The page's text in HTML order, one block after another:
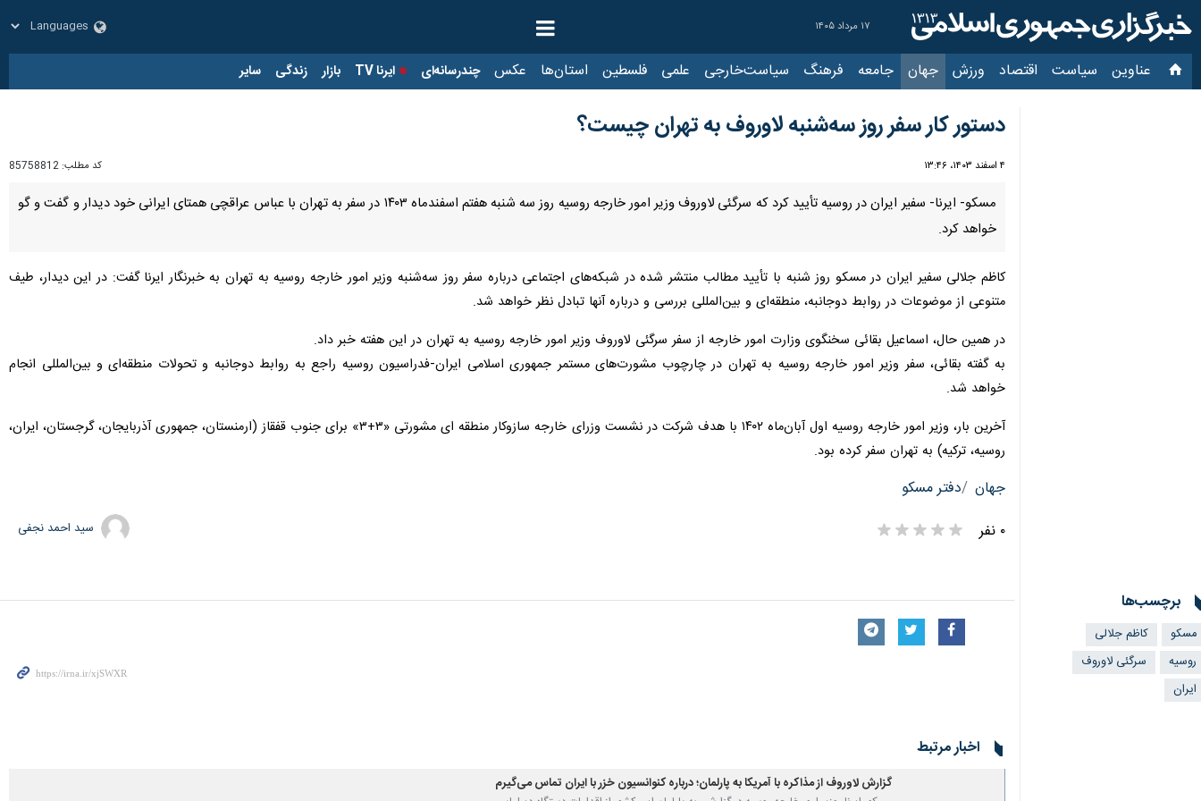
۱۷ مرداد ۱۴۰۵
عناوین‌ سیاست اقتصاد ورزش جهان جامعه فرهنگ سیاست‌خارجی علمی فلسطین استان‌ها عکس چندرسانه‌ای ایرنا TV بازار زندگی سایر
دستور کار سفر روز سه‌شنبه لاوروف به تهران چیست؟
۴ اسفند ۱۴۰۳، ۱۳:۴۶ کد مطلب: 85758812
مسکو- ایرنا- سفیر ایران در روسیه تأیید کرد که سرگئی لاوروف وزیر امور خارجه روسیه روز سه شنبه هفتم اسفندماه ۱۴۰۳ در سفر به تهران با عباس عراقچی همتای ایرانی خود دیدار و گفت و گو
خواهد کرد.
کاظم جلالی سفیر ایران در مسکو روز شنبه با تأیید مطالب منتشر شده در شبکه‌های اجتماعی درباره سفر روز سه‌شنبه وزیر امور خارجه روسیه به تهران به خبرنگار ایرنا گفت: در این دیدار، طیف
متنوعی از موضوعات در روابط دوجانبه، منطقه‌ای و بین‌المللی بررسی و درباره آنها تبادل نظر خواهد شد.
در همین حال، اسماعیل بقائی سخنگوی وزارت امور خارجه از سفر سرگئی لاوروف وزیر امور خارجه روسیه به تهران در این هفته خبر داد.
به گفته بقائی، سفر وزیر امور خارجه روسیه به تهران در چارچوب مشورت‌های مستمر جمهوری اسلامی ایران-فدراسیون روسیه راجع به روابط دوجانبه و تحولات منطقه‌ای و بین‌المللی انجام
خواهد شد.
آخرین بار، وزیر امور خارجه روسیه اول آبان‌ماه ۱۴۰۲ با هدف شرکت در نشست وزرای خارجه سازوکار منطقه ای مشورتی «۳+۳» برای جنوب قفقاز (ارمنستان، جمهوری آذربایجان، گرجستان، ایران،
روسیه، ترکیه) به تهران سفر کرده بود.
جهان دفتر مسکو
۰ نفر سید احمد نجفی
برچسب‌ها
مسکو
کاظم جلالی
روسیه
سرگئی لاوروف
ایران
اخبار مرتبط
گزارش لاوروف از مذاکره با آمریکا به پارلمان؛ درباره کنوانسیون خزر با ایران تماس می‌گیرم